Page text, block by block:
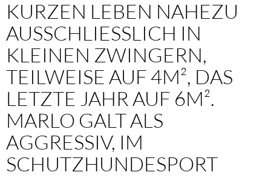
KURZEN LEBEN NAHEZU
AUSSCHLIESSLICH IN K
LEINEN ZWINGERN, T
EILWEISE AUF 4M², DAS L
ETZTE JAHR AUF 6M².
MARLO GALT ALS
AGGRESSIV, IM
SCHUTZHUNDESPORT